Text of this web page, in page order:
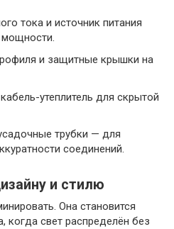
тока и источник питания
и защитные крышки на
утеплитель для скрытой
трубки — для
соединений.
и стилю
Она становится
когда свет распределён без